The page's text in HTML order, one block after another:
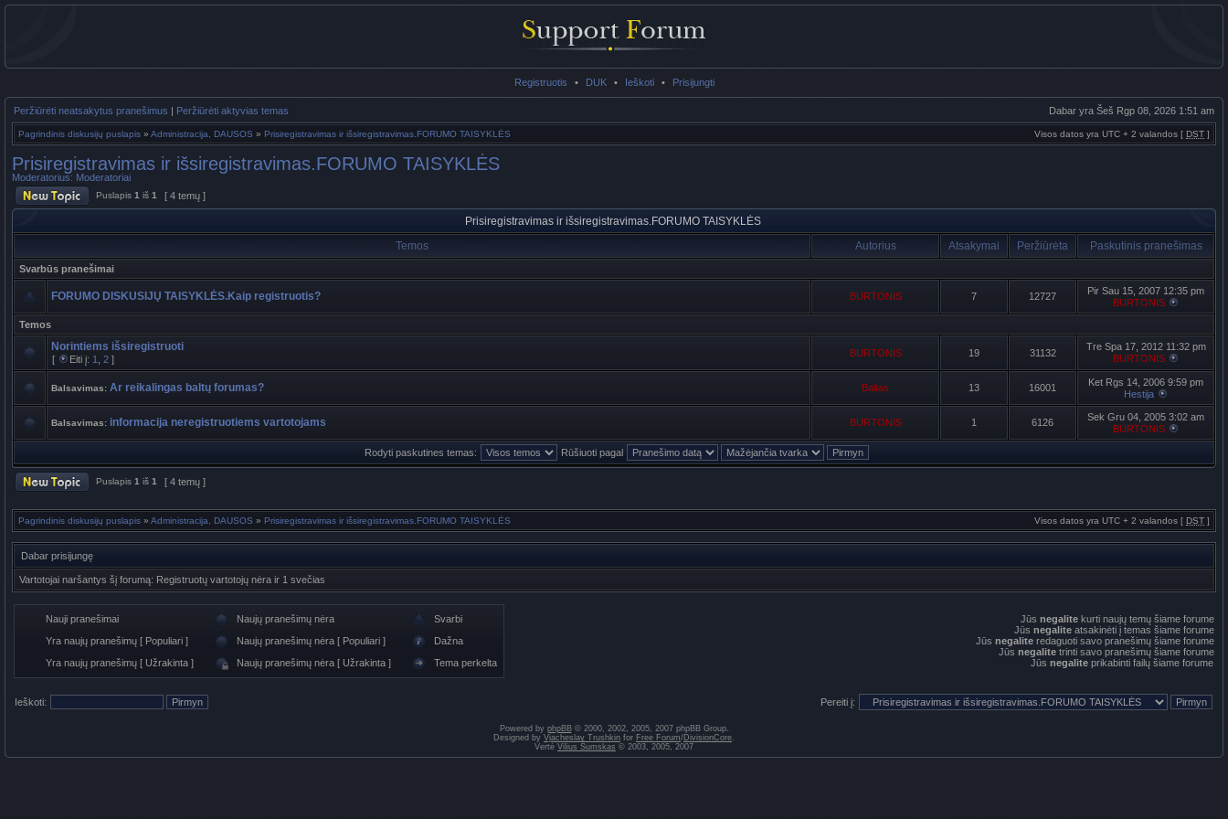
Registruotis • DUK • Ieškoti • Prisijungti
Peržiūrėti neatsakytus pranešimus | Peržiūrėti aktyvias temas Dabar yra Šeš Rgp 08, 2026 1:51 am
Pagrindinis diskusijų puslapis » Administracija, DAUSOS » Prisiregistravimas ir išsiregistravimas.FORUMO TAISYKLĖS Visos datos yra UTC + 2 valandos [ DST ]
Prisiregistravimas ir išsiregistravimas.FORUMO TAISYKLĖS
Moderatorius: Moderatoriai
Puslapis 1 iš 1 [ 4 temų ]
Prisiregistravimas ir išsiregistravimas.FORUMO TAISYKLĖS
Temos
Autorius Atsakymai Peržiūrėta Paskutinis pranešimas
Svarbūs pranešimai
FORUMO DISKUSIJŲ TAISYKLĖS.Kaip registruotis? BURTONIS 7 12727
Pir Sau 15, 2007 12:35 pm
BURTONIS
Temos
Norintiems išsiregistruoti
[ Eiti į: 1 2 ]
BURTONIS 19 31132
Tre Spa 17, 2012 11:32 pm
BURTONIS
Balsavimas: Ar reikalingas baltų forumas? Baltas 13 16001
Ket Rgs 14, 2006 9:59 pm
Hestija
Balsavimas: informacija neregistruotiems vartotojams BURTONIS 1 6126
Sek Gru 04, 2005 3:02 am
BURTONIS
Rodyti paskutines temas: Rūšiuoti pagal
Puslapis 1 iš 1 [ 4 temų ]
Pagrindinis diskusijų puslapis » Administracija, DAUSOS » Prisiregistravimas ir išsiregistravimas.FORUMO TAISYKLĖS Visos datos yra UTC + 2 valandos [ DST ]
Dabar prisijungę
Vartotojai naršantys šį forumą: Registruotų vartotojų nėra ir 1 svečias
Nauji pranešimai Naujų pranešimų nėra
Svarbi
Yra naujų pranešimų [ Populiari ]
Naujų pranešimų nėra [ Populiari ]
Dažna
Yra naujų pranešimų [ Užrakinta ]
Naujų pranešimų nėra [ Užrakinta ] Tema perkelta
Jūs negalite kurti naujų temų šiame forume
Jūs negalite atsakinėti į temas šiame forume
Jūs negalite redaguoti savo pranešimų šiame forume
Jūs negalite trinti savo pranešimų šiame forume
Jūs negalite prikabinti failų šiame forume
Ieškoti: Pereiti į:
Powered by phpBB© 2000, 2002, 2005, 2007 phpBB Group.
Designed by Vjacheslav Trushkin for Free Forum/DivisionCore.
Vertė Vilius Šumskas © 2003, 2005, 2007